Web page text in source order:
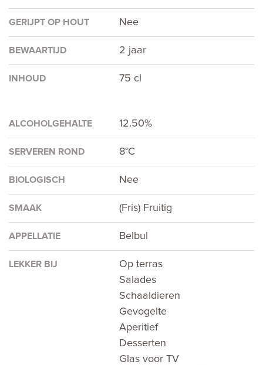
GERIJPT OP HOUT Nee
BEWAARTIJD 2 jaar
INHOUD 75 cl
ALCOHOLGEHALTE 12.50%
SERVEREN ROND 8°C
BIOLOGISCH Nee
SMAAK (Fris) Fruitig
APPELLATIE Belbul
LEKKER BIJ
Op terras
Salades
Schaaldieren
Gevogelte
Aperitief
Desserten
Glas voor TV